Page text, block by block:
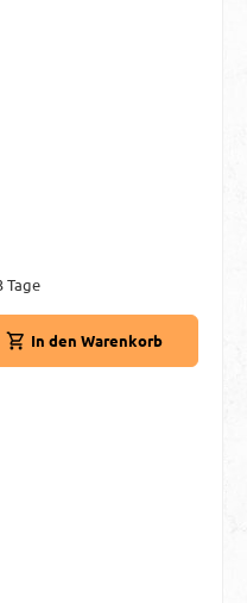
Tage
ein oder benutze die Schaltflächen
In den Warenkorb